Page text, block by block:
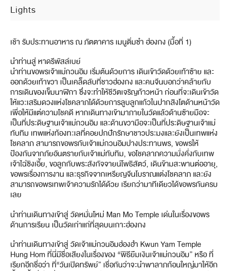
Lights
เช้า รับประทานอาหาร ณ ภัตตาคาร เมนูติ่มซํา ฮ่องกง (มื้อที่ 1)
นำท่านสู่ หาดรีพัสล์เบย์
นำท่านขอพรเจ้าแม่กวนอิม เริ่มต้นด้วยการ เดินเข้าวัดด้วยเท้าซ้าย และ
ออกด้วยเท้าขวา เป็นเคล็ดลับที่ชาวฮ่องกง และคนจีนบอกว่าคล้ายกับ
การเดินของเข็มนาฬิกา ซึ่งจะทำให้ชีวิตเจริญก้าวหน้า ก่อนที่จะเดินเข้าวัด
ให้แวะเสริมดวงแห่งโชคลาภได้ด้วยการลูบลูกแก้วในปากสิงโตด้านหน้าวัด
เพื่อให้มีแต่ความโชคดี หากเดินทางเข้ามาภายในวัดแล้วด้านซ้ายมือจะ
เป็นที่ประดิษฐานเจ้าแม่กวนอิม และด้านขวามือจะเป็นที่ประดิษฐานเจ้าแม่
ทับทิม เทพแห่งท้องทะเลที่คอยปกปักรักษาชาวประมงและยังเป็นเทพแห่ง
โชคลาภ สามารถขอพรกับเจ้าแม่กวนอิมปางประทานพร, ขอพรให้
ป้องกันจากภัยอันตรายกับเจ้าแม่ทับทิม, ขอโชคลาภความมั่งคั่งกับเทพ
เจ้าไฉ่ซิงเอี้ย, ขอลูกกับพระสังกัจจายน์โพธิสัตว์, เดินข้ามสะพานต่ออายุ,
ขอพรเรื่องการงาน และธุรกิจจากเหรียญจีนโบราณแต่งโชคลาภ และยัง
สามารถขอพรเทพเจ้าความรักได้ด้วย เรียกว่ามาทีเดียวได้ขอพรกันครบ
เลย
นำท่านเดินทางเข้าสู่ วัดหมั่นโหม่ Man Mo Temple เด่นในเรื่องขอพร
ด้านการเรียน เป็นวัดเก่าแก่ที่สุดบนเกาะฮ่องกง
นำท่านเดินทางเข้าสู่ วัดเจ้าแม่กวนอิมฮ่องฮำ Kwun Yam Temple
Hung Hom ที่นี่มีชื่อเสียงในเรื่องของ “พิธียืมเงินเจ้าแม่กวนอิม” หรือ ที่
เรียกอีกชื่อว่า ที่“วันเปิดทรัพย์” เชื่อกันว่าจะนำพาลาภก้อนใหญ่มาให้อีก